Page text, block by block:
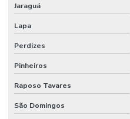
Embalagens Para Proteção De
Embalagens Personalizadas
Embalagens Personalizadas Em
Embalagens Técnicas
Embalagens Técnicas Com
Jaraguá
Lapa
Perdizes
Pinheiros
Raposo Tavares
São Domingos